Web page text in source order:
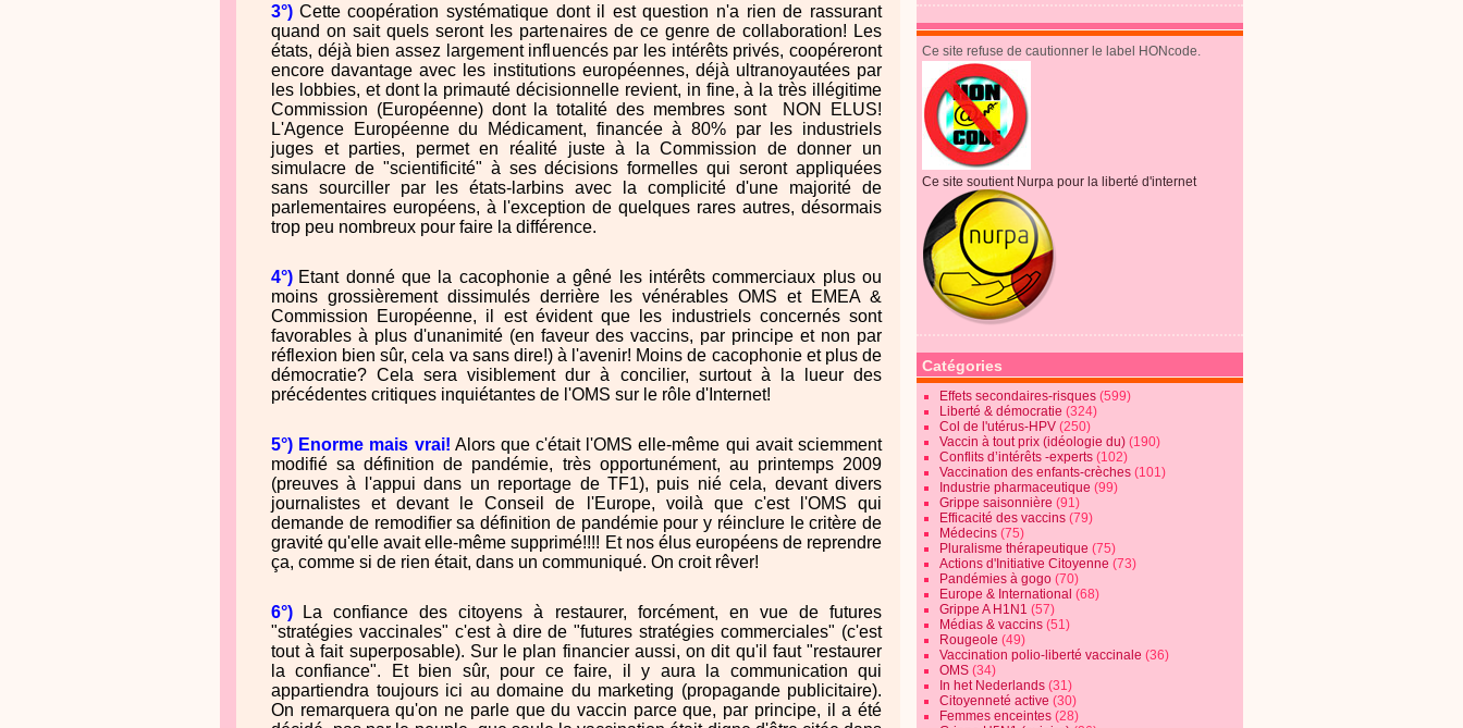
3°) Cette coopération systématique dont il est question n'a rien de rassurant
quand on sait quels seront les partenaires de ce genre de collaboration! Les
états, déjà bien assez largement influencés par les intérêts privés, coopéreront
encore davantage avec les institutions européennes, déjà ultranoyautées par
les lobbies, et dont la primauté décisionnelle revient, in fine, à la très illégitime
Commission (Européenne) dont la totalité des membres sont NON ELUS!
L'Agence Européenne du Médicament, financée à 80% par les industriels
juges et parties, permet en réalité juste à la Commission de donner un
simulacre de "scientificité" à ses décisions formelles qui seront appliquées
sans sourciller par les états-larbins avec la complicité d'une majorité de
parlementaires européens, à l'exception de quelques rares autres, désormais
trop peu nombreux pour faire la différence.
4°) Etant donné que la cacophonie a gêné les intérêts commerciaux plus ou
moins grossièrement dissimulés derrière les vénérables OMS et EMEA &
Commission Européenne, il est évident que les industriels concernés sont
favorables à plus d'unanimité (en faveur des vaccins, par principe et non par
réflexion bien sûr, cela va sans dire!) à l'avenir! Moins de cacophonie et plus de
démocratie? Cela sera visiblement dur à concilier, surtout à la lueur des
précédentes critiques inquiétantes de l'OMS sur le rôle d'Internet!
5°) Enorme mais vrai! Alors que c'était l'OMS elle-même qui avait sciemment
modifié sa définition de pandémie, très opportunément, au printemps 2009
(preuves à l'appui dans un reportage de TF1), puis nié cela, devant divers
journalistes et devant le Conseil de l'Europe, voilà que c'est l'OMS qui
demande de remodifier sa définition de pandémie pour y réinclure le critère de
gravité qu'elle avait elle-même supprimé!!!! Et nos élus européens de reprendre
ça, comme si de rien était, dans un communiqué. On croit rêver!
6°)
La confiance des citoyens à restaurer, forcément, en vue de futures
"stratégies vaccinales" c'est à dire de "futures stratégies commerciales" (c'est
tout à fait superposable). Sur le plan financier aussi, on dit qu'il faut "restaurer
la confiance". Et bien sûr, pour ce faire, il y aura la communication qui
appartiendra toujours ici au domaine du marketing (propagande publicitaire).
On remarquera qu'on ne parle que du vaccin parce que, par principe, il a été
Ce site refuse de cautionner le label HONcode.
Ce site soutient Nurpa pour la liberté d'internet
Catégories
Effets secondaires-risques (599)
Liberté & démocratie (324)
Col de l'utérus-HPV (250)
Vaccin à tout prix (idéologie du) (190)
Conflits d’intérêts -experts (102)
Vaccination des enfants-crèches (101)
Industrie pharmaceutique (99)
Grippe saisonnière (91)
Efficacité des vaccins (79)
Médecins (75)
Pluralisme thérapeutique (75)
Actions d'Initiative Citoyenne (73)
Pandémies à gogo (70)
Europe & International (68)
Grippe A H1N1 (57)
Médias & vaccins (51)
Rougeole (49)
Vaccination polio-liberté vaccinale (36)
OMS (34)
In het Nederlands (31)
Citoyenneté active (30)
Femmes enceintes (28)